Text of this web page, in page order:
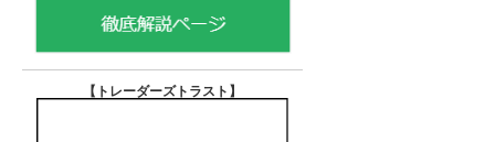
【トレーダーズトラスト 】